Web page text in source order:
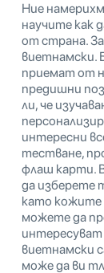
Ние
научите как
от страна.
виетнамски.
приемат от
предишни
ли, че
интересни
тестване,
флаш карти.
да изберете
като кожите
можете да
интересуват
виетнамски
може да ви